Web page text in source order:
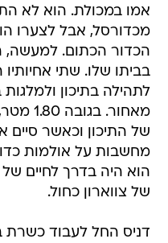
אמו במכולת. הוא לא
מכדורסל, אבל לצערו
הכדור הכתום. למעשה,
בביתו שלו. שתי אחיותיו
לתהילה בתיכון
של התיכון וכאשר סיים
מחשבות על אולמות
הוא היה בדרך לחיים של
של צווארון כחול.
דניס החל לעבוד